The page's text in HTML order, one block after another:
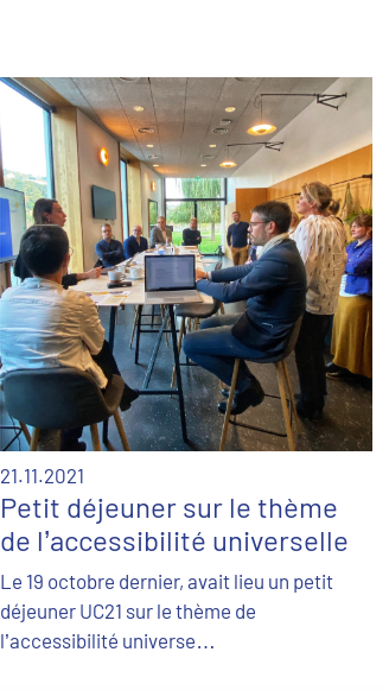
21.11.2021
Petit déjeuner sur le thème
de l’accessibilité universelle
Le 19 octobre dernier, avait lieu un petit
déjeuner UC21 sur le thème de
l’accessibilité universe…